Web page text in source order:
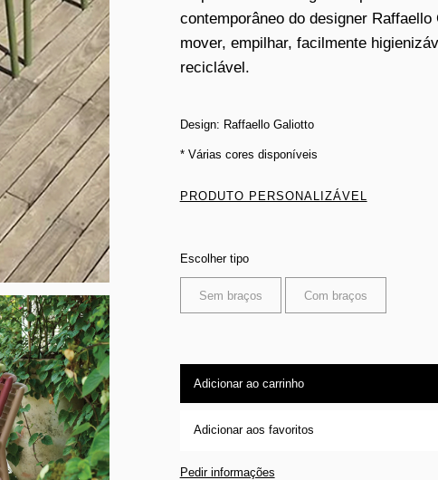
contemporâneo do designer
mover, empilhar, facilmente
reciclável.
Design: Raffaello Galiotto
* Várias cores disponíveis
PRODUTO PERSONALIZÁVEL
Escolher tipo
Sem braços Com braços
Adicionar ao carrinho
Adicionar aos favoritos
Pedir informações